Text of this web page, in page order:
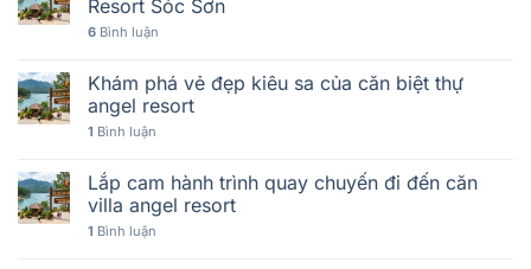
Resort Sóc Sơn
6 Bình luận
Khám phá vẻ đẹp kiêu sa của căn biệt thự
angel resort
1 Bình luận
Lắp cam hành trình quay chuyến đi đến căn
villa angel resort
1 Bình luận